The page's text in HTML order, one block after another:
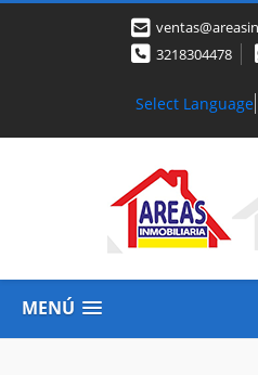
3218304478
Select Language
MENÚ